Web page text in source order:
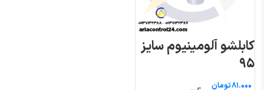
کابلشو آلومینیوم سایز
۹۵
تومان